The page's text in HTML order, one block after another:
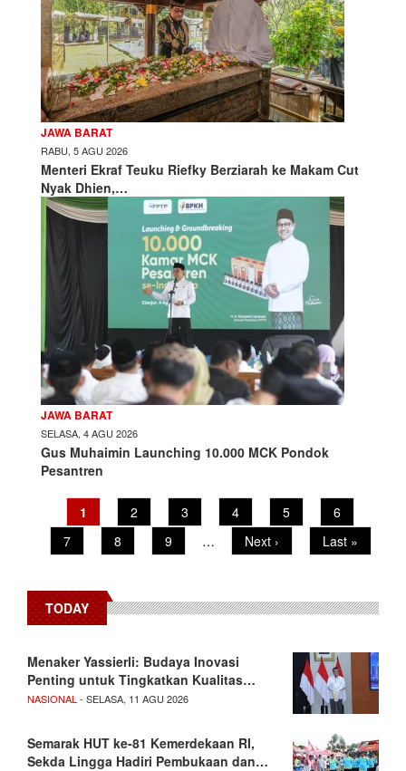
JAWA BARAT
RABU, 5 AGU 2026
Menteri Ekraf Teuku Riefky Berziarah ke Makam Cut
Nyak Dhien,…
JAWA BARAT
SELASA, 4 AGU 2026
Gus Muhaimin Launching 10.000 MCK Pondok
Pesantren
PaginationCurrent
page
1 Page
2 Page
3 Page
4 Page
5 Page
6
Page
7 Page
8 Page
9 …
Next
page
Next ›
Last
page
Last »
TODAY
Menaker Yassierli: Budaya Inovasi
Penting untuk Tingkatkan Kualitas…
NASIONAL - SELASA, 11 AGU 2026
Semarak HUT ke-81 Kemerdekaan RI,
Sekda Lingga Hadiri Pembukaan dan…